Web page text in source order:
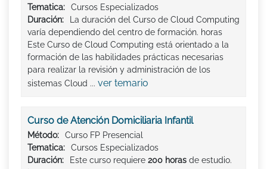
Tematica:
Cursos Especializados
Duración:
La duración del Curso de Cloud Computing
varía dependiendo del centro de formación. horas
Este Curso de Cloud Computing está orientado a la
formación de las habilidades prácticas necesarias
para realizar la revisión y administración de los
sistemas Cloud ... ver temario
Curso de Atención Domiciliaria Infantil
Método:
Curso FP Presencial
Tematica:
Cursos Especializados
Duración:
Este curso requiere 200 horas de estudio.